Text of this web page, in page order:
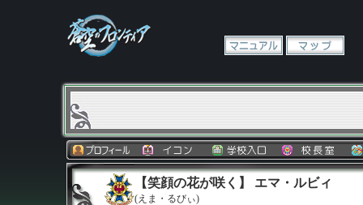
【笑顔の花が咲く】 エマ・ルビィ
(えま・るびぃ)